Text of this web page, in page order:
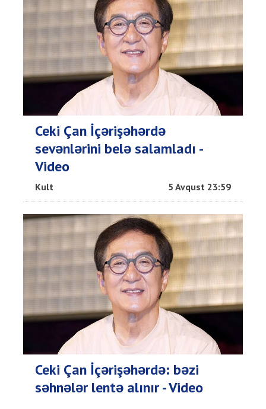
Ceki Çan İçərişəhərdə
sevənlərini belə salamladı -
Video
Kult 5 Avqust 23:59
Ceki Çan İçərişəhərdə: bəzi
səhnələr lentə alınır - Video